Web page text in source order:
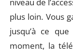
plus loin. Vous
jusqu’à ce que
moment, la